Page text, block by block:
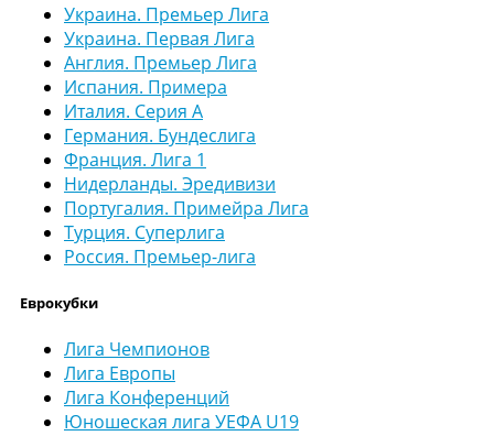
Украина. Премьер Лига
Украина. Первая Лига
Англия. Премьер Лига
Испания. Примера
Италия. Серия А
Германия. Бундеслига
Франция. Лига 1
Нидерланды. Эредивизи
Португалия. Примейра Лига
Турция. Суперлига
Россия. Премьер-лига
Еврокубки
Лига Чемпионов
Лига Европы
Лига Конференций
Юношеская лига УЕФА U19